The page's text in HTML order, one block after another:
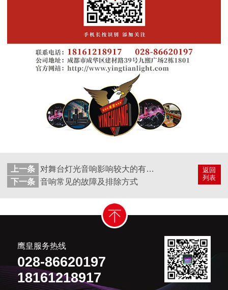
返回
列表
上一条
对舞台灯光音响影响较大的有哪些方面
下一条 音响常见的故障及排除方式
鹰皇服务热线
028-86620197
18161218917